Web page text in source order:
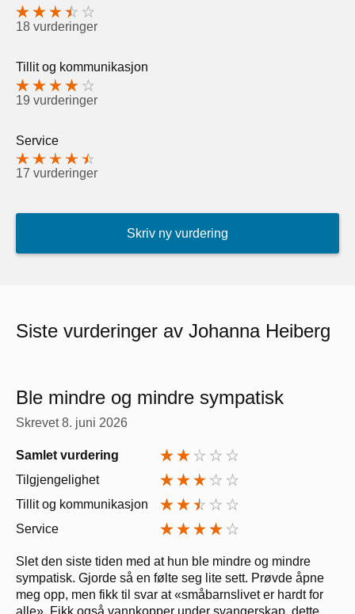
18 vurderinger
Tillit og kommunikasjon
19 vurderinger
Service
17 vurderinger
Skriv ny vurdering
Siste vurderinger av Johanna Heiberg
Ble mindre og mindre sympatisk
Skrevet8. juni 2026
Samlet vurdering
Tilgjengelighet
Tillit og kommunikasjon
Service
Slet den siste tiden med at hun ble mindre og mindre
sympatisk. Gjorde så en følte seg lite sett. Prøvde åpne
meg opp, men fikk til svar at «småbarnslivet er hardt for
alle». Fikk også vannkopper under svangerskap, dette